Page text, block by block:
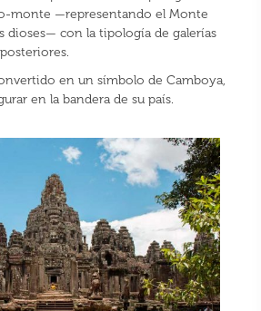
monte —representando el Monte
dioses— con la tipología de galerías
en un símbolo de Camboya,
en la bandera de su país.